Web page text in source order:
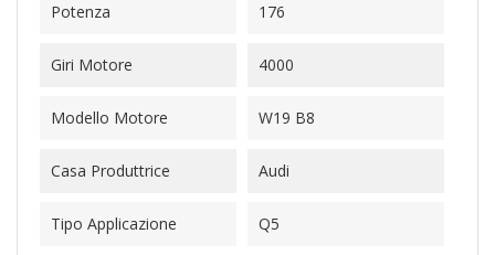
Potenza 176
Giri Motore 4000
Modello Motore W19 B8
Casa Produttrice Audi
Tipo Applicazione Q5